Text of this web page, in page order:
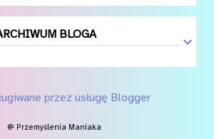
BLOGA
przez usługę Blogger
@ Przemyślenia Maniaka